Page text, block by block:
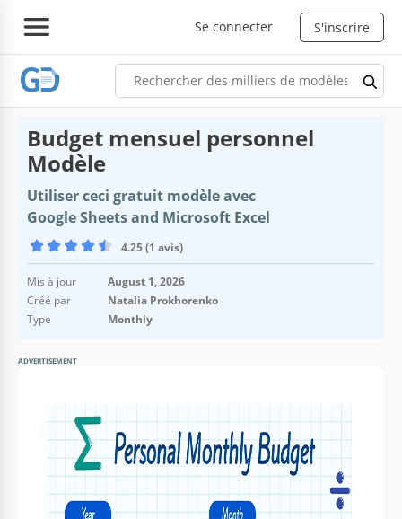
Se connecter S'inscrire
Budget mensuel personnel
Modèle
Utiliser ceci gratuit modèle avec
Google Sheets and Microsoft Excel
4.25 (1 avis)
Mis à jour
August 1, 2026
Créé par
Natalia Prokhorenko
Type
Monthly
ADVERTISEMENT